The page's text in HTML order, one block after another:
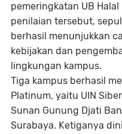
pemeringkatan UB
penilaian tersebut,
berhasil menunjukkan
kebijakan dan
lingkungan kampus.
Tiga kampus berhasil
Platinum, yaitu UIN
Sunan Gunung Djati
Surabaya. Ketiganya